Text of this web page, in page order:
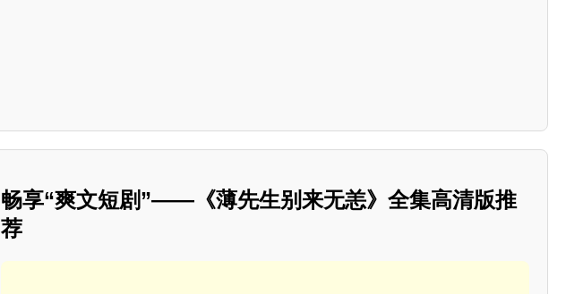
畅享“爽文短剧”——《薄先生别来无恙》全集高清版推
荐